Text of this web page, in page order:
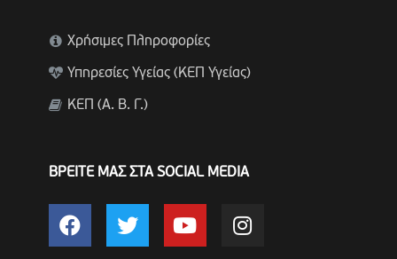
Χρήσιμες Πληροφορίες
Υπηρεσίες Υγείας (ΚΕΠ Υγείας)
ΚΕΠ (Α. Β. Γ.)
ΒΡΕΙΤΕ ΜΑΣ ΣΤΑ SOCIAL MEDIA